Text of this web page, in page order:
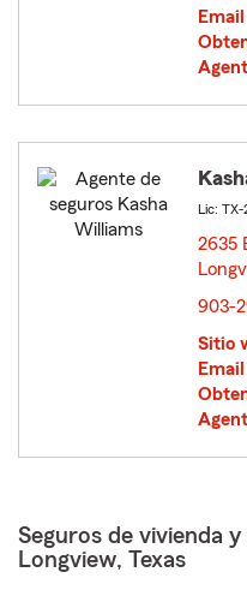
Lic: TX-
2635
903-
Sitio
Seguros de vivienda
Longview, Texas